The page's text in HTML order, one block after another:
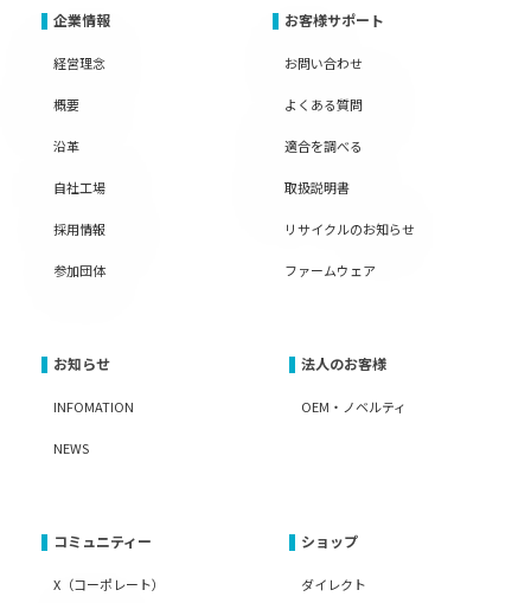
企業情報
経営理念
概要
沿革
自社工場
採用情報
参加団体
お客様サポート
お問い合わせ
よくある質問
適合を調べる
取扱説明書
リサイクルのお知らせ
ファームウェア
お知らせ
INFOMATION
NEWS
法人のお客様
OEM・ノベルティ
コミュニティー
X（コーポレート）
ショップ
ダイレクト